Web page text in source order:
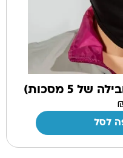
5 מסכות)
לסל